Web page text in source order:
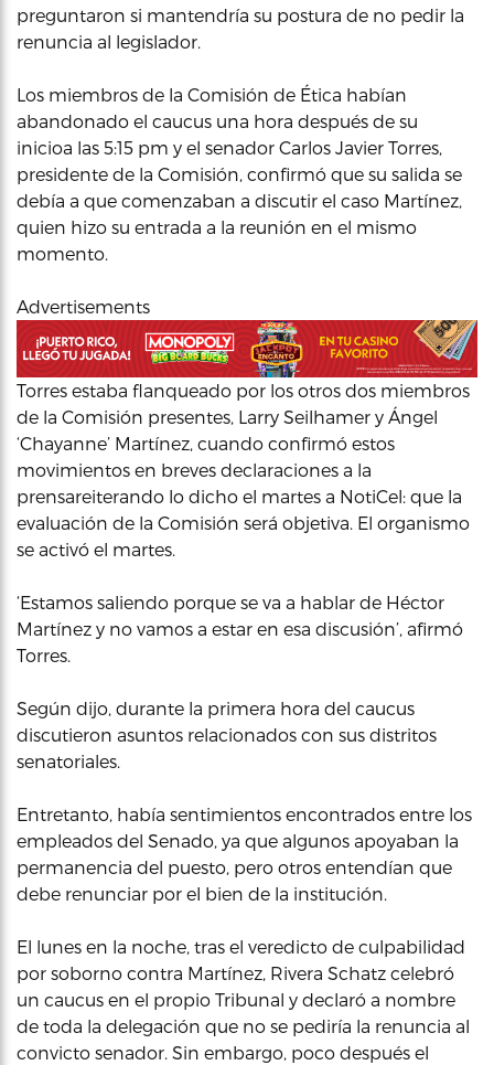
preguntaron si mantendría su postura de no pedir la
renuncia al legislador.
Los miembros de la Comisión de Ética habían
abandonado el caucus una hora después de su
inicioa las 5:15 pm y el senador Carlos Javier Torres,
presidente de la Comisión, confirmó que su salida se
debía a que comenzaban a discutir el caso Martínez,
quien hizo su entrada a la reunión en el mismo
momento.
Advertisements
Torres estaba flanqueado por los otros dos miembros
de la Comisión presentes, Larry Seilhamer y Ángel
‘Chayanne’ Martínez, cuando confirmó estos
movimientos en breves declaraciones a la
prensareiterando lo dicho el martes a NotiCel: que la
evaluación de la Comisión será objetiva. El organismo
se activó el martes.
‘Estamos saliendo porque se va a hablar de Héctor
Martínez y no vamos a estar en esa discusión’, afirmó
Torres.
Según dijo, durante la primera hora del caucus
discutieron asuntos relacionados con sus distritos
senatoriales.
Entretanto, había sentimientos encontrados entre los
empleados del Senado, ya que algunos apoyaban la
permanencia del puesto, pero otros entendían que
debe renunciar por el bien de la institución.
El lunes en la noche, tras el veredicto de culpabilidad
por soborno contra Martínez, Rivera Schatz celebró
un caucus en el propio Tribunal y declaró a nombre
de toda la delegación que no se pediría la renuncia al
convicto senador. Sin embargo, poco después el